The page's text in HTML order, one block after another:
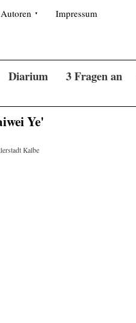
Autoren Impressum
Diarium 3 Fragen an
Ye'